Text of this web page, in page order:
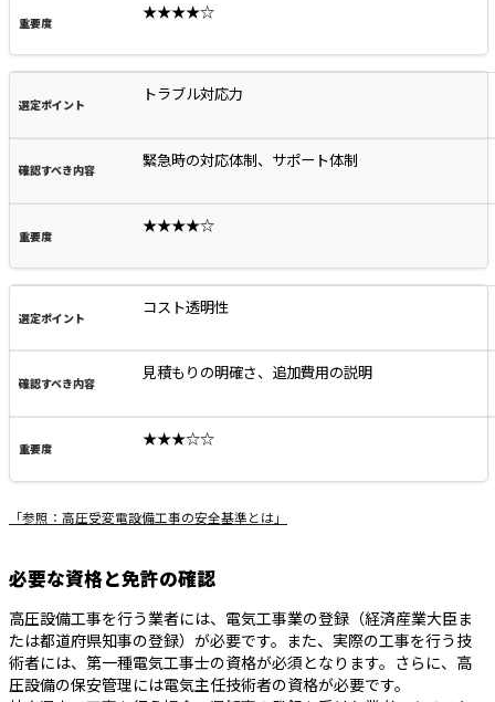
★★★★☆
トラブル対応力
緊急時の対応体制、サポート体制
★★★★☆
コスト透明性
見積もりの明確さ、追加費用の説明
★★★☆☆
「参照：高圧受変電設備工事の安全基準とは」
必要な資格と免許の確認
高圧設備工事を行う業者には、電気工事業の登録（経済産業大臣ま
たは都道府県知事の登録）が必要です。また、実際の工事を行う技
術者には、第一種電気工事士の資格が必須となります。さらに、高
圧設備の保安管理には電気主任技術者の資格が必要です。